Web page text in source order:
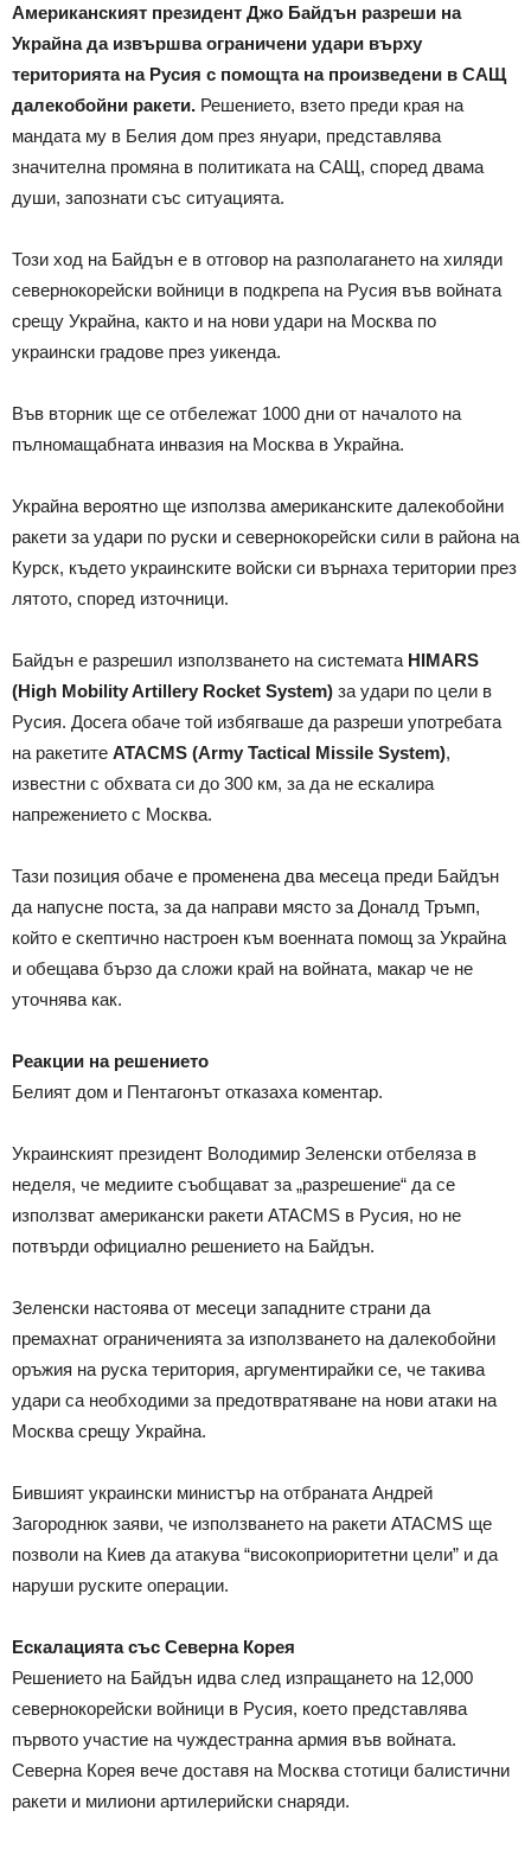
Американският президент Джо Байдън разреши на
Украйна да извършва ограничени удари върху
територията на Русия с помощта на произведени в САЩ
далекобойни ракети. Решението, взето преди края на
мандата му в Белия дом през януари, представлява
значителна промяна в политиката на САЩ, според двама
души, запознати със ситуацията.
Този ход на Байдън е в отговор на разполагането на хиляди
севернокорейски войници в подкрепа на Русия във войната
срещу Украйна, както и на нови удари на Москва по
украински градове през уикенда.
Във вторник ще се отбележат 1000 дни от началото на
пълномащабната инвазия на Москва в Украйна.
Украйна вероятно ще използва американските далекобойни
ракети за удари по руски и севернокорейски сили в района на
Курск, където украинските войски си върнаха територии през
лятото, според източници.
Байдън е разрешил използването на системата HIMARS
(High Mobility Artillery Rocket System) за удари по цели в
Русия. Досега обаче той избягваше да разреши употребата
на ракетите ATACMS (Army Tactical Missile System),
известни с обхвата си до 300 км, за да не ескалира
напрежението с Москва.
Тази позиция обаче е променена два месеца преди Байдън
да напусне поста, за да направи място за Доналд Тръмп,
който е скептично настроен към военната помощ за Украйна
и обещава бързо да сложи край на войната, макар че не
уточнява как.
Реакции на решението
Белият дом и Пентагонът отказаха коментар.
Украинският президент Володимир Зеленски отбеляза в
неделя, че медиите съобщават за „разрешение“ да се
използват американски ракети ATACMS в Русия, но не
потвърди официално решението на Байдън.
Зеленски настоява от месеци западните страни да
премахнат ограниченията за използването на далекобойни
оръжия на руска територия, аргументирайки се, че такива
удари са необходими за предотвратяване на нови атаки на
Москва срещу Украйна.
Бившият украински министър на отбраната Андрей
Загороднюк заяви, че използването на ракети ATACMS ще
позволи на Киев да атакува “високоприоритетни цели” и да
наруши руските операции.
Ескалацията със Северна Корея
Решението на Байдън идва след изпращането на 12,000
севернокорейски войници в Русия, което представлява
първото участие на чуждестранна армия във войната.
Северна Корея вече доставя на Москва стотици балистични
ракети и милиони артилерийски снаряди.